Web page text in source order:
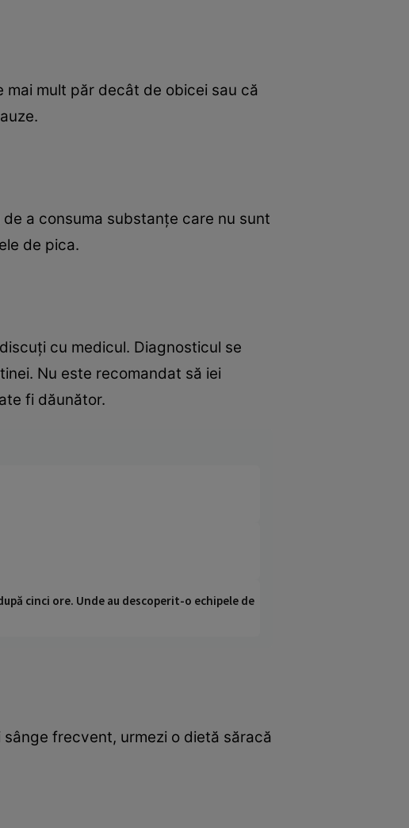
mai mult păr decât de obicei sau că
a consuma substanțe care nu sunt
de pica.
cu medicul. Diagnosticul se
Nu este recomandat să iei
fi dăunător.
cinci ore. Unde au descoperit-o echipele de
frecvent, urmezi o dietă săracă